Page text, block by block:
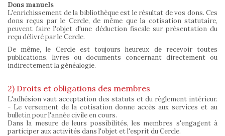
Dons manuels
L'enrichissement de la bibliothèque est le résultat de vos dons. Ces
dons reçus par le Cercle, de même que la cotisation statutaire,
peuvent faire l'objet d'une déduction fiscale sur présentation du
reçu délivré par le Cercle.
De même, le Cercle est toujours heureux de recevoir toutes
publications, livres ou documents concernant directement ou
indirectement la généalogie.
2) Droits et obligations des membres
L'adhésion vaut acceptation des statuts et du règlement intérieur.
- Le versement de la cotisation donne accès aux services et au
bulletin pour l'année civile en cours.
Dans la mesure de leurs possibilités, les membres s'engagent à
participer aux activités dans l'objet et l'esprit du Cercle.